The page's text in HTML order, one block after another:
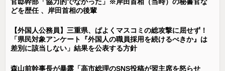
どを歴任 、岸田首相の後輩
【外国人公務員】三重県、ぱよくマスコミの総攻撃に屈せず！
「県民対象アンケート『外国人の職員採用を続けるべきか』は
差別に該当しない」結果を公表する方針
森山前幹事長が暴露「高市総理のSNS投稿が習主席を怒らせ